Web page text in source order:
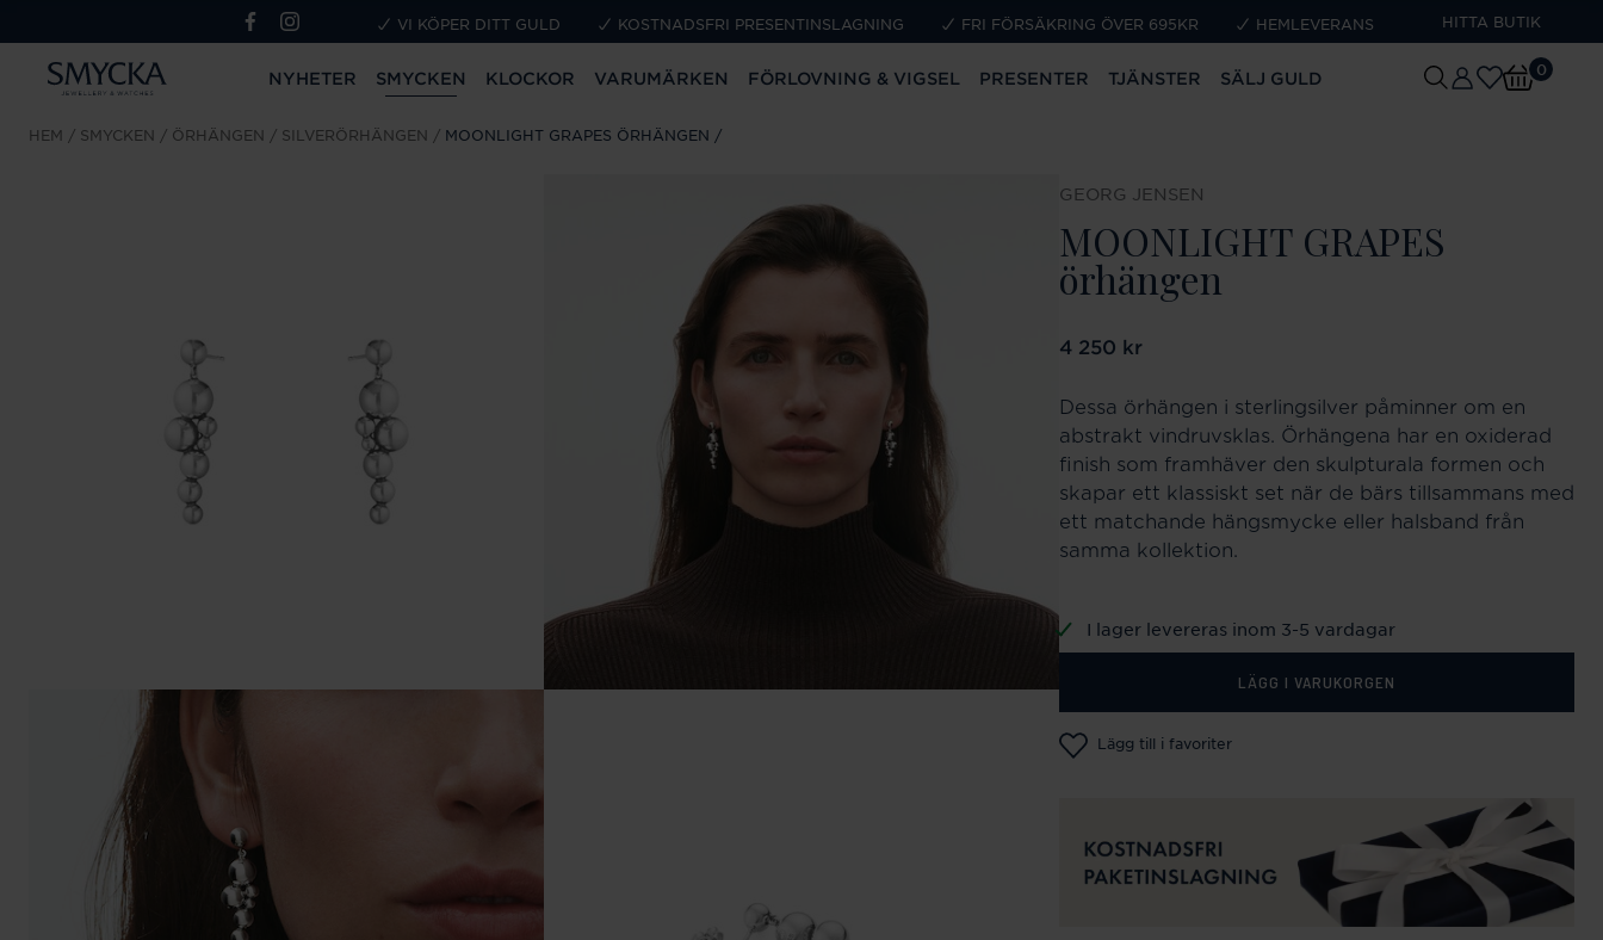
VI KÖPER DITT GULD KOSTNADSFRI PRESENTINSLAGNING FRI FÖRSÄKRING ÖVER 695KR HEMLEVERANS HITTA BUTIK
NYHETER SMYCKEN KLOCKOR VARUMÄRKEN FÖRLOVNING & VIGSEL PRESENTER TJÄNSTER SÄLJ GULD 0
HEM SMYCKEN ÖRHÄNGEN SILVERÖRHÄNGEN MOONLIGHT GRAPES ÖRHÄNGEN
GEORG JENSEN
MOONLIGHT GRAPES
örhängen
Pris:4 250 kr
4 250 kr
Dessa örhängen i sterlingsilver påminner om en
abstrakt vindruvsklas. Örhängena har en oxiderad
finish som framhäver den skulpturala formen och
skapar ett klassiskt set när de bärs tillsammans med
ett matchande hängsmycke eller halsband från
samma kollektion.
I lager levereras inom 3-5 vardagar
LÄGG I VARUKORGEN
Lägg till i favoriter